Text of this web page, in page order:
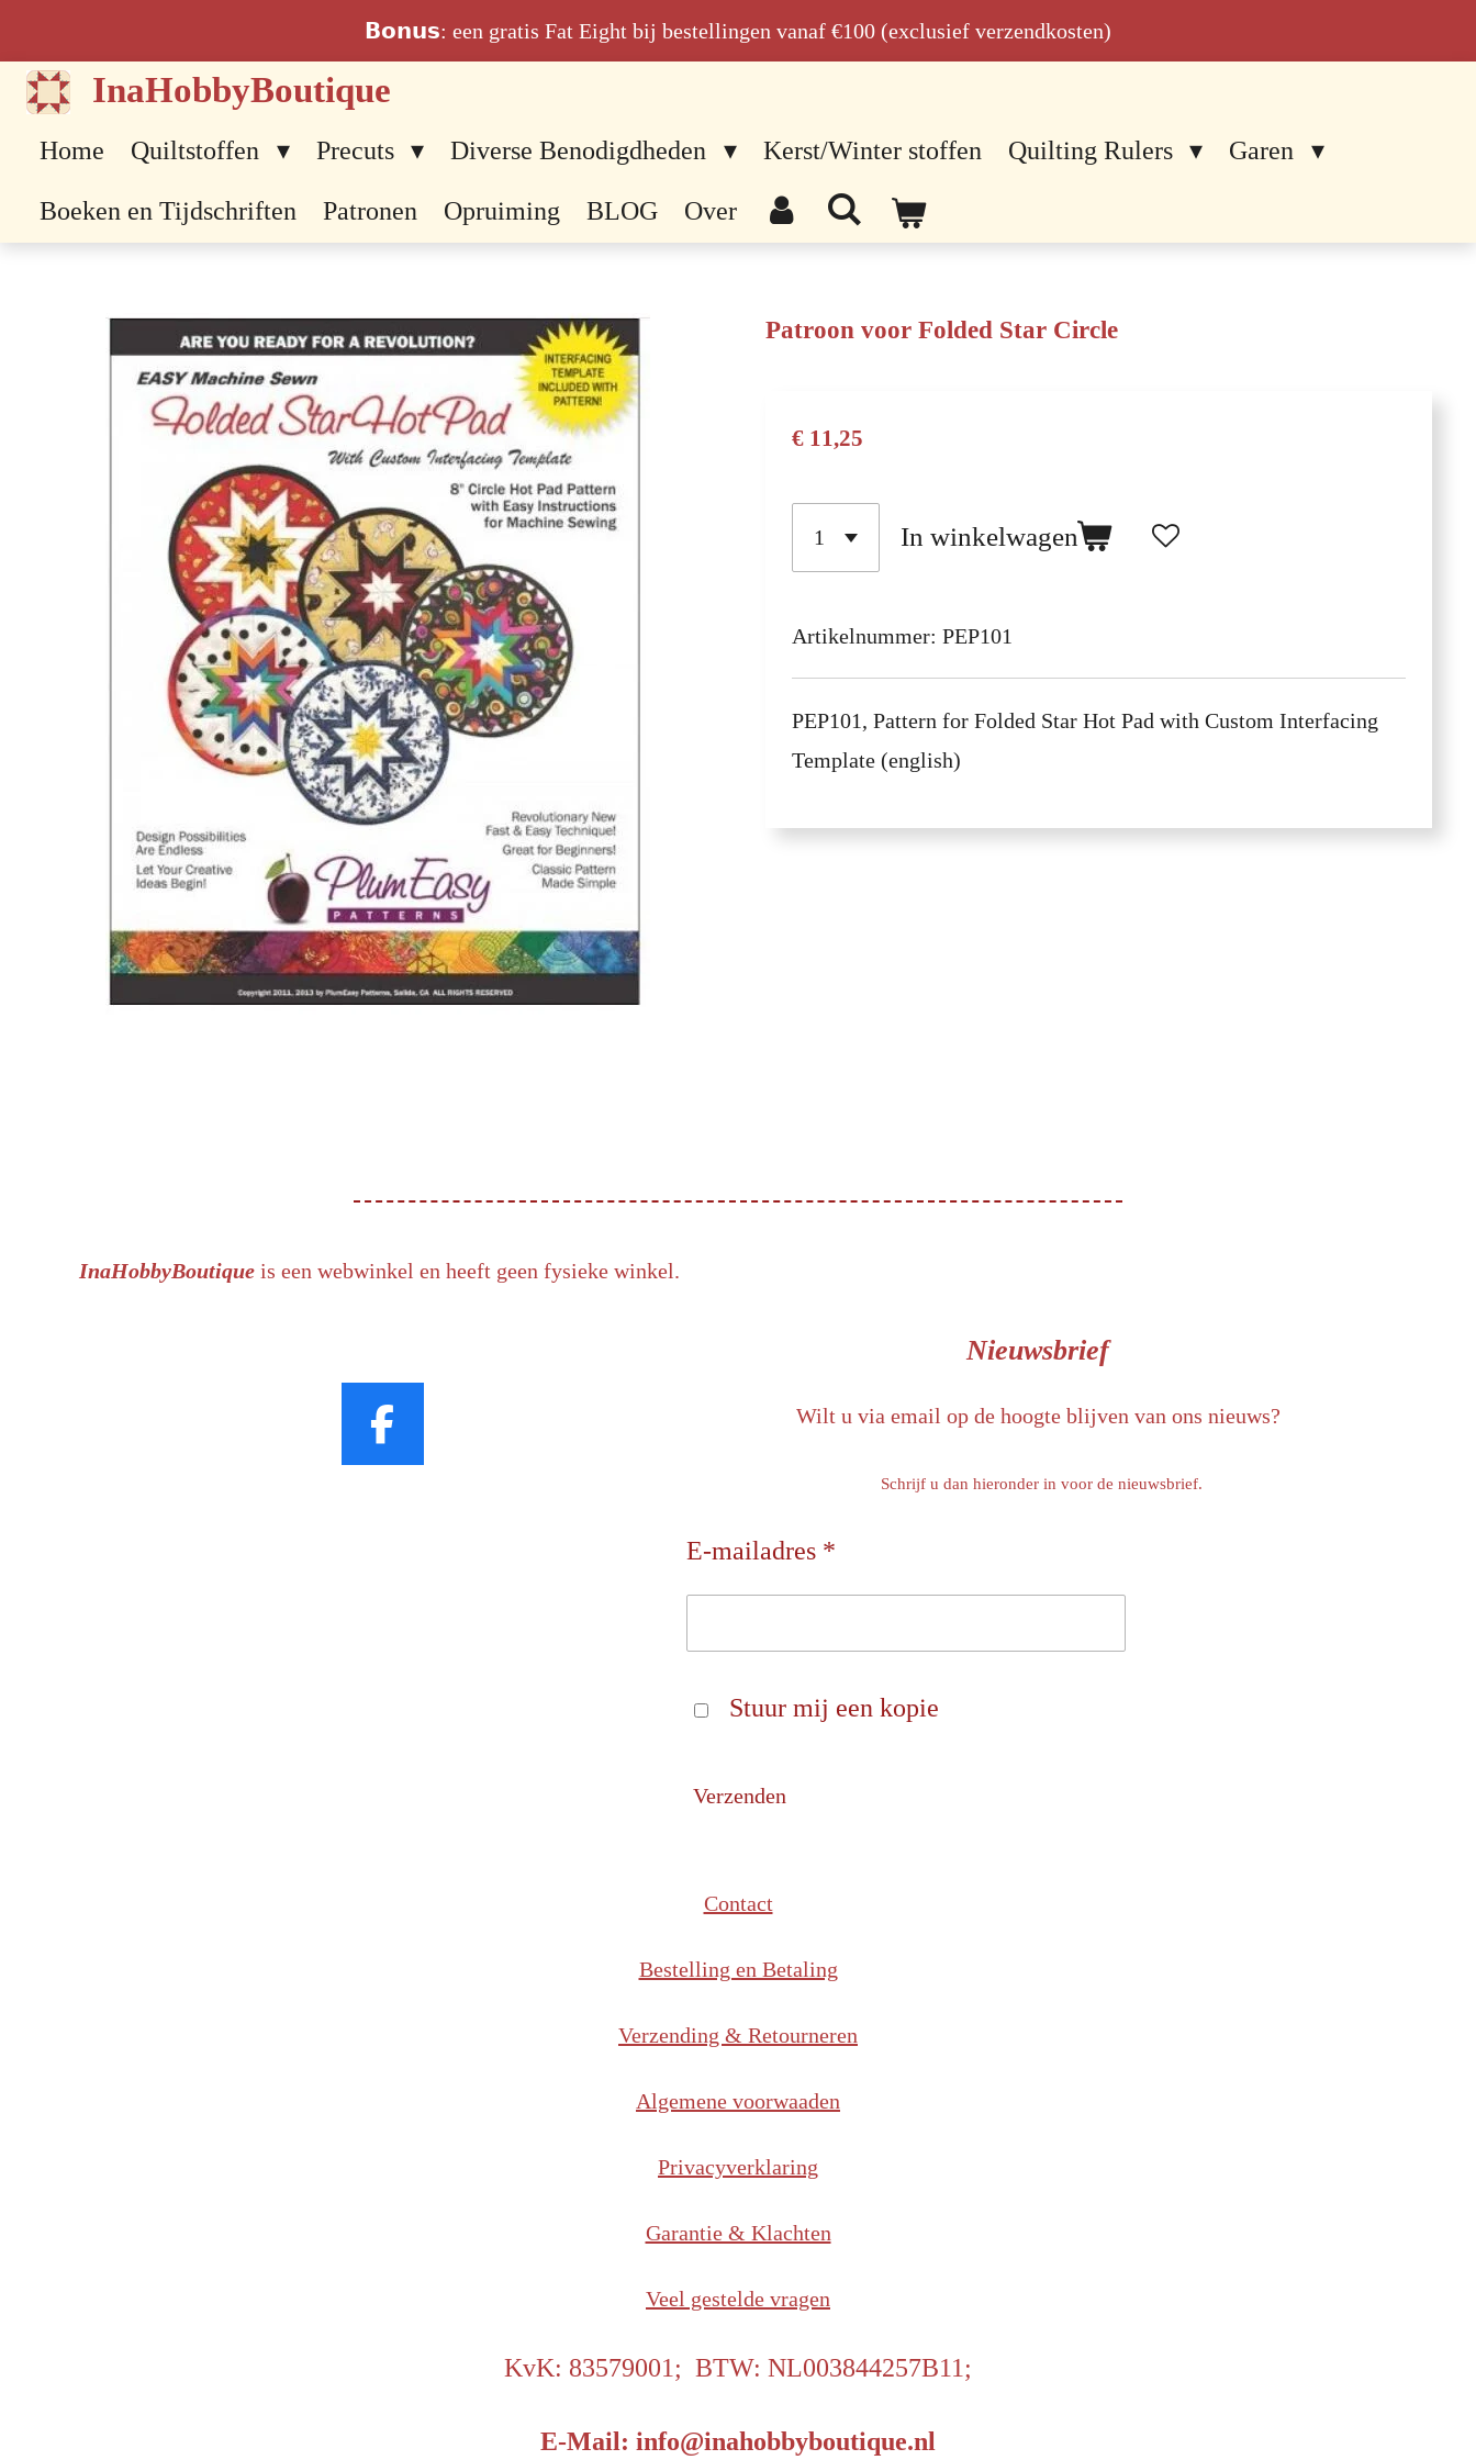
direct
naar
𝗕𝗼𝗻𝘂𝘀: een gratis Fat Eight bij bestellingen vanaf €100 (exclusief verzendkosten)
InaHobbyBoutique
Home Quiltstoffen Precuts Diverse Benodigdheden Kerst/Winter stoffen Quilting Rulers Garen
Boeken en Tijdschriften Patronen Opruiming BLOG Over
Patroon voor Folded Star Circle
€ 11,25
In winkelwagen
Artikelnummer: PEP101
PEP101, Pattern for Folded Star Hot Pad with Custom Interfacing
Template (english)
InaHobbyBoutique is een webwinkel en heeft geen fysieke winkel.
F
Nieuwsbrief
Wilt u via email op de hoogte blijven van ons nieuws?
Schrijf u dan hieronder in voor de nieuwsbrief.
E-mailadres *
Stuur mij een kopie
Verzenden
Contact
Bestelling en Betaling
Verzending & Retourneren
Algemene voorwaaden
Privacyverklaring
Garantie & Klachten
Veel gestelde vragen
KvK: 83579001; BTW: NL003844257B11;
E-Mail: info@inahobbyboutique.nl